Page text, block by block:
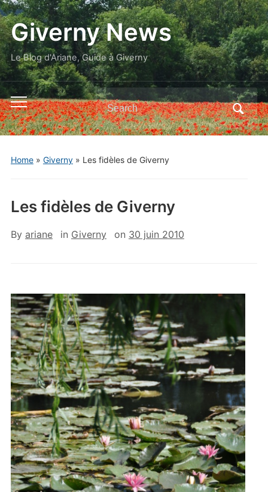
Giverny News
Le Blog d'Ariane, Guide à Giverny
Toggle
mobile
menu
Search
for:
Home» Giverny» Les fidèles de Giverny
Les fidèles de Giverny
By ariane in Giverny on 30 juin 2010